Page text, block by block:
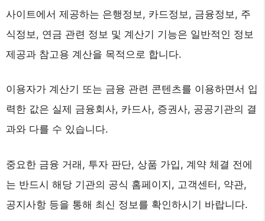
사이트에서 제공하는 은행정보, 카드정보, 금융정보, 주
식정보, 연금 관련 정보 및 계산기 기능은 일반적인 정보
제공과 참고용 계산을 목적으로 합니다.
이용자가 계산기 또는 금융 관련 콘텐츠를 이용하면서 입
력한 값은 실제 금융회사, 카드사, 증권사, 공공기관의 결
과와 다를 수 있습니다.
중요한 금융 거래, 투자 판단, 상품 가입, 계약 체결 전에
는 반드시 해당 기관의 공식 홈페이지, 고객센터, 약관,
공지사항 등을 통해 최신 정보를 확인하시기 바랍니다.